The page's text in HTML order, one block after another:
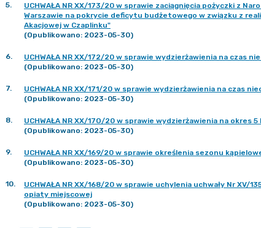
5.
UCHWAŁA NR XX/173/20 w sprawie zaciągnięcia pożyczki z
Warszawie na pokrycie deficytu budżetowego w związku z
Akacjowej w Czaplinku"
(Opublikowano: 2023-05-30)
6.
UCHWAŁA NR XX/172/20 w sprawie wydzierżawienia na czas
(Opublikowano: 2023-05-30)
7.
UCHWAŁA NR XX/171/20 w sprawie wydzierżawienia na czas
(Opublikowano: 2023-05-30)
8.
UCHWAŁA NR XX/17O/20 w sprawie wydzierżawienia na
(Opublikowano: 2023-05-30)
9.
UCHWAŁA NR XX/169/20 w sprawie określenia sezonu
(Opublikowano: 2023-05-30)
10.
UCHWAŁA NR XX/168/20 w sprawie uchylenia uchwały Nr XV/
opiaty miejscowej
(Opublikowano: 2023-05-30)